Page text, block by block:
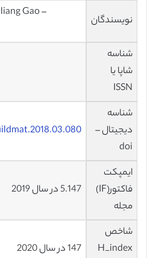
نویسندگان
Gao –
شناسه
شاپا یا
ISSN
شناسه
دیجیتال –
doi
ایمپکت
فاکتور(IF)
مجله
5.147 در سال 2019
شاخص
H_index
147 در سال 2020